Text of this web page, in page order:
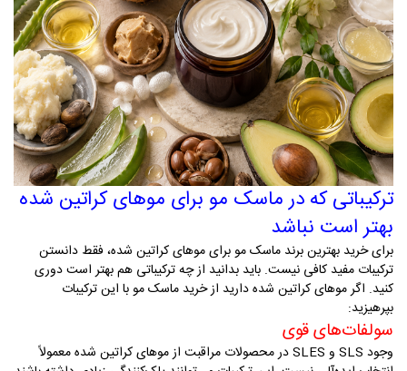
ترکیباتی که در ماسک مو برای موهای کراتین شده
بهتر است نباشد
برای خرید بهترین برند ماسک مو برای موهای کراتین شده، فقط دانستن
ترکیبات مفید کافی نیست. باید بدانید از چه ترکیباتی هم بهتر است دوری
کنید. اگر موهای کراتین شده دارید از خرید ماسک‌ مو با این ترکیبات
بپرهیزید:
سولفات‌های قوی
وجود SLS و SLESدر محصولات مراقبت از موهای کراتین شده معمولاً